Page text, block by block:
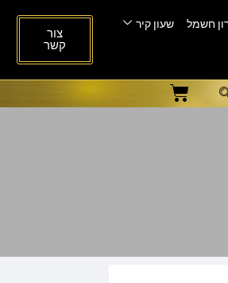
חשמל
שעון קיר
צור
קשר